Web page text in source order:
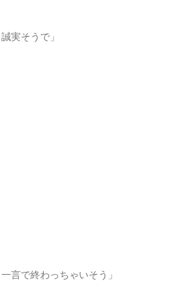
実そうで」
言で終わっちゃいそう」